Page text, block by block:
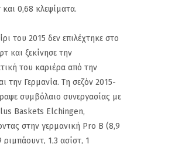
και 0,68 κλεψίματα.
του 2015 δεν επιλέχτηκε στο
και ξεκίνησε την
του καριέρα από την
την Γερμανία. Τη σεζόν 2015-
συμβόλαιο συνεργασίας με
Baskets Elchingen,
στην γερμανική Pro B (8,9
ριμπάουντ, 1,3 ασίστ, 1